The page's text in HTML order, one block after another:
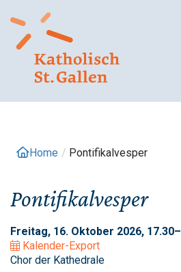
zum
Inhalt
Home / Pontifikalvesper
Pontifikalvesper
Freitag, 16. Oktober 2026,
Kalender-Export
Chor der Kathedrale